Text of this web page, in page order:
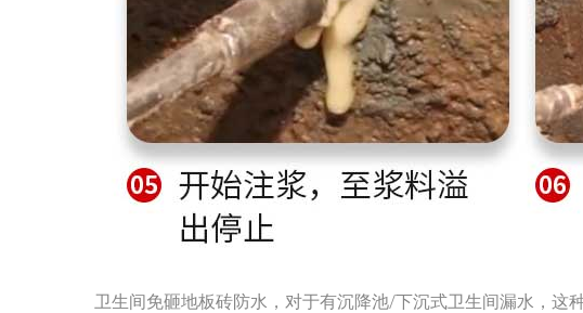
卫生间免砸地板砖防水，对于有沉降池/下沉式卫生间漏水，这